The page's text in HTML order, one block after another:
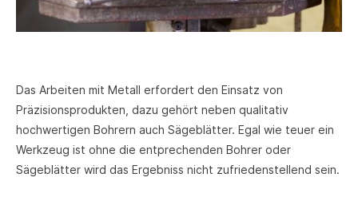
Das Arbeiten mit Metall erfordert den Einsatz von
Präzisionsprodukten, dazu gehört neben qualitativ
hochwertigen Bohrern auch Sägeblätter. Egal wie teuer ein
Werkzeug ist ohne die entprechenden Bohrer oder
Sägeblätter wird das Ergebniss nicht zufriedenstellend sein.